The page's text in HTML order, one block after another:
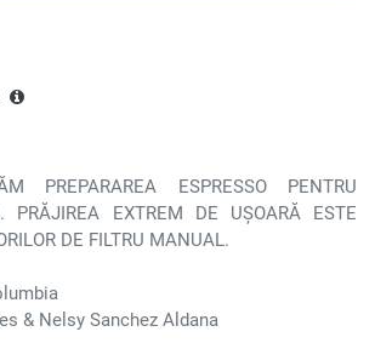
PREPARAREA ESPRESSO PENTRU
PRĂJIREA EXTREM DE UȘOARĂ ESTE
DE FILTRU MANUAL.
& Nelsy Sanchez Aldana